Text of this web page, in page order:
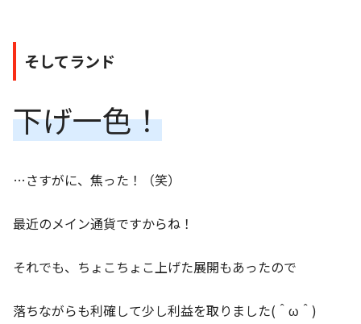
そしてランド
下げ一色！
…さすがに、焦った！（笑）
最近のメイン通貨ですからね！
それでも、ちょこちょこ上げた展開もあったので
落ちながらも利確して少し利益を取りました(＾ω＾)